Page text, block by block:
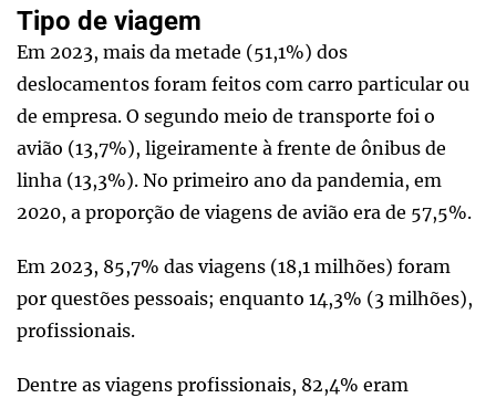
Tipo de viagem
Em 2023, mais da metade (51,1%) dos
deslocamentos foram feitos com carro particular ou
de empresa. O segundo meio de transporte foi o
avião (13,7%), ligeiramente à frente de ônibus de
linha (13,3%). No primeiro ano da pandemia, em
2020, a proporção de viagens de avião era de 57,5%.
Em 2023, 85,7% das viagens (18,1 milhões) foram
por questões pessoais; enquanto 14,3% (3 milhões),
profissionais.
Dentre as viagens profissionais, 82,4% eram